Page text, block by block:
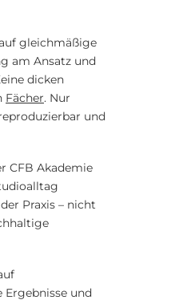
gleichmäßige
am Ansatz und
dicken
Fächer. Nur
und
CFB Akademie
Praxis – nicht
und